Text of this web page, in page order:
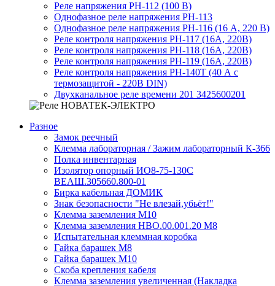
Реле напряжения РН-112 (100 В)
Однофазное реле напряжения РН-113
Однофазное реле напряжения РН-116 (16 А, 220 В)
Реле контроля напряжения РН-117 (16А, 220В)
Реле контроля напряжения РН-118 (16А, 220В)
Реле контроля напряжения РН-119 (16А, 220В)
Реле контроля напряжения РН-140Т (40 А с
термозащитой - 220В DIN)
Двухканальное реле времени 201 3425600201
Разное
Замок реечный
Клемма лабораторная / Зажим лабораторный К-366
Полка инвентарная
Изолятор опорный ИО8-75-130С
ВЕАШ.305660.800-01
Бирка кабельная ДОМИК
Знак безопасности "Не влезай,убьёт!"
Клемма заземления М10
Клемма заземления НВО.00.001.20 М8
Испытательная клеммная коробка
Гайка барашек М8
Гайка барашек М10
Скоба крепления кабеля
Клемма заземления увеличенная (Накладка